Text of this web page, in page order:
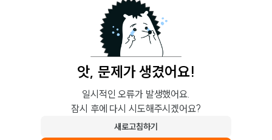
앗, 문제가 생겼어요!
일시적인 오류가 발생했어요.
잠시 후에 다시 시도해주시겠어요?
새로고침하기